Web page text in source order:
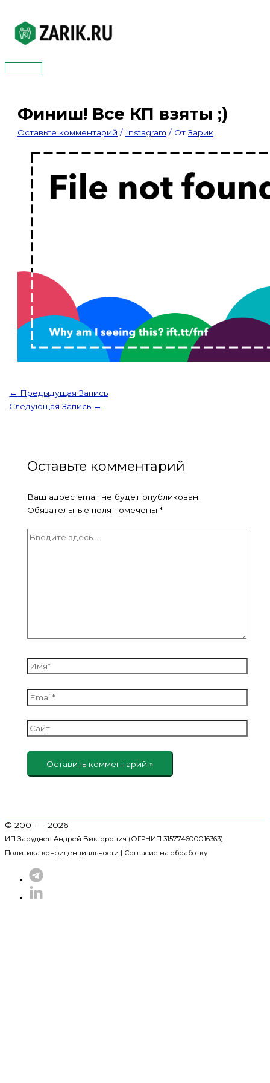
содержимому
Главное
Финиш! Все КП взяты ;)
Оставьте комментарий / Instagram / ОтЗарик
← Предыдущая Запись
Следующая Запись →
Оставьте комментарий
Ваш адрес email не будет опубликован.
Обязательные поля помечены *
Введите
Имя*
Email*
Сайт
© 2001 — 2026
ИП Заруднев Андрей Викторович (ОГРНИП 315774600016363)
Политика конфиденциальности | Согласие на обработку